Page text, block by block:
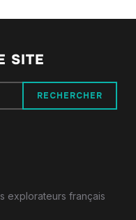
SITE
explorateurs français